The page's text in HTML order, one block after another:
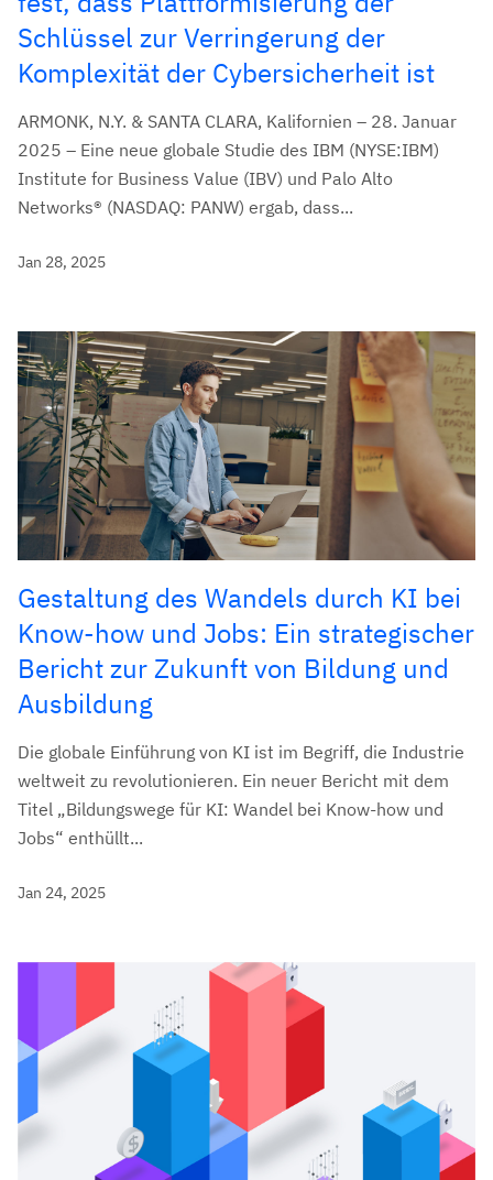
Schlüssel zur Verringerung der
Komplexität der Cybersicherheit ist
ARMONK, N.Y. & SANTA CLARA, Kalifornien – 28. Januar
2025 – Eine neue globale Studie des IBM (NYSE:IBM)
Institute for Business Value (IBV) und Palo Alto
Networks® (NASDAQ: PANW) ergab, dass...
Jan 28, 2025
Gestaltung des Wandels durch KI bei
Know-how und Jobs: Ein strategischer
Bericht zur Zukunft von Bildung und
Ausbildung
Die globale Einführung von KI ist im Begriff, die Industrie
weltweit zu revolutionieren. Ein neuer Bericht mit dem
Titel „Bildungswege für KI: Wandel bei Know-how und
Jobs“ enthüllt...
Jan 24, 2025